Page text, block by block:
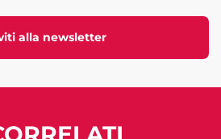
alla newsletter